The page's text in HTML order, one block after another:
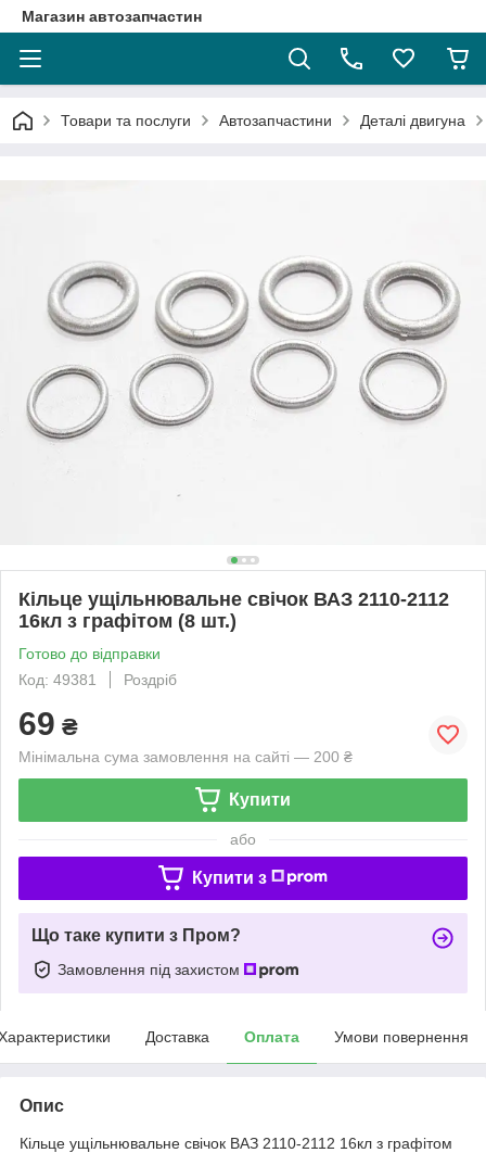
Магазин автозапчастин
Товари та послуги Автозапчастини Деталі двигуна
Кільце ущільнювальне свічок ВАЗ 2110-2112
16кл з графітом (8 шт.)
Готово до відправки
Код: 49381
Роздріб
69 ₴
Мінімальна сума замовлення на сайті — 200 ₴
Купити
або
Купити з
Що таке купити з Пром?
Замовлення під захистом
Доставка Оплата Умови повернення
Опис
Кільце ущільнювальне свічок ВАЗ 2110-2112 16кл з графітом